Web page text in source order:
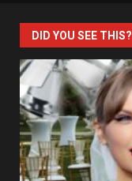
DID YOU SEE THIS?